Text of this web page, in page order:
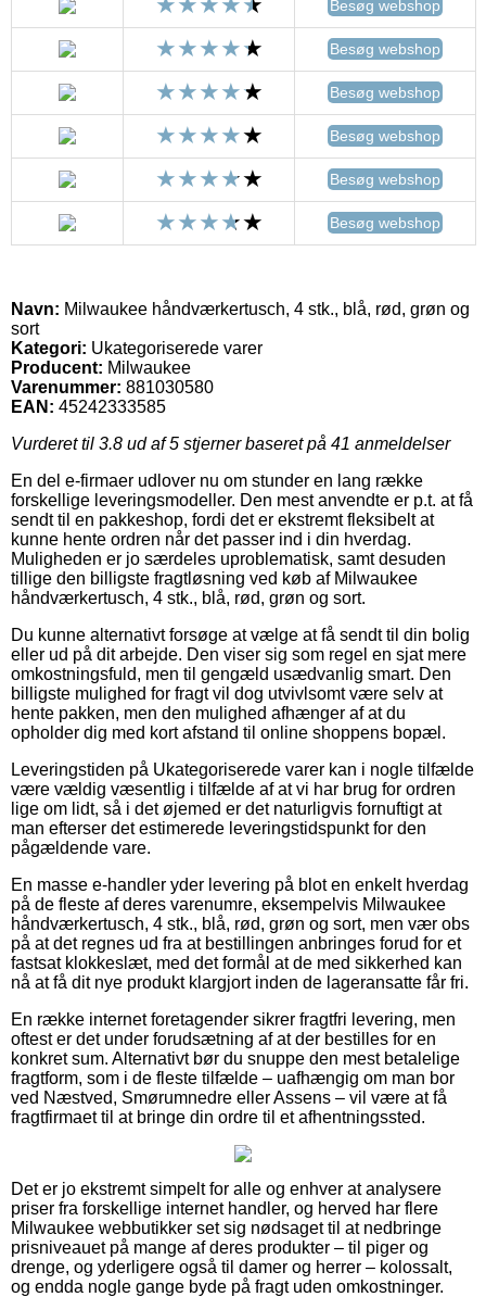
Besøg webshop
Besøg webshop
Besøg webshop
Besøg webshop
Besøg webshop
Besøg webshop
Navn: Milwaukee håndværkertusch, 4 stk., blå, rød, grøn og
sort
Kategori: Ukategoriserede varer
Producent: Milwaukee
Varenummer: 881030580
EAN: 45242333585
Vurderet til 3.8 ud af 5 stjerner baseret på 41 anmeldelser
En del e-firmaer udlover nu om stunder en lang række
forskellige leveringsmodeller. Den mest anvendte er p.t. at få
sendt til en pakkeshop, fordi det er ekstremt fleksibelt at
kunne hente ordren når det passer ind i din hverdag.
Muligheden er jo særdeles uproblematisk, samt desuden
tillige den billigste fragtløsning ved køb af Milwaukee
håndværkertusch, 4 stk., blå, rød, grøn og sort.
Du kunne alternativt forsøge at vælge at få sendt til din bolig
eller ud på dit arbejde. Den viser sig som regel en sjat mere
omkostningsfuld, men til gengæld usædvanlig smart. Den
billigste mulighed for fragt vil dog utvivlsomt være selv at
hente pakken, men den mulighed afhænger af at du
opholder dig med kort afstand til online shoppens bopæl.
Leveringstiden på Ukategoriserede varer kan i nogle tilfælde
være vældig væsentlig i tilfælde af at vi har brug for ordren
lige om lidt, så i det øjemed er det naturligvis fornuftigt at
man efterser det estimerede leveringstidspunkt for den
pågældende vare.
En masse e-handler yder levering på blot en enkelt hverdag
på de fleste af deres varenumre, eksempelvis Milwaukee
håndværkertusch, 4 stk., blå, rød, grøn og sort, men vær obs
på at det regnes ud fra at bestillingen anbringes forud for et
fastsat klokkeslæt, med det formål at de med sikkerhed kan
nå at få dit nye produkt klargjort inden de lageransatte får fri.
En række internet foretagender sikrer fragtfri levering, men
oftest er det under forudsætning af at der bestilles for en
konkret sum. Alternativt bør du snuppe den mest betalelige
fragtform, som i de fleste tilfælde – uafhængig om man bor
ved Næstved, Smørumnedre eller Assens – vil være at få
fragtfirmaet til at bringe din ordre til et afhentningssted.
Det er jo ekstremt simpelt for alle og enhver at analysere
priser fra forskellige internet handler, og herved har flere
Milwaukee webbutikker set sig nødsaget til at nedbringe
prisniveauet på mange af deres produkter – til piger og
drenge, og yderligere også til damer og herrer – kolossalt,
og endda nogle gange byde på fragt uden omkostninger.